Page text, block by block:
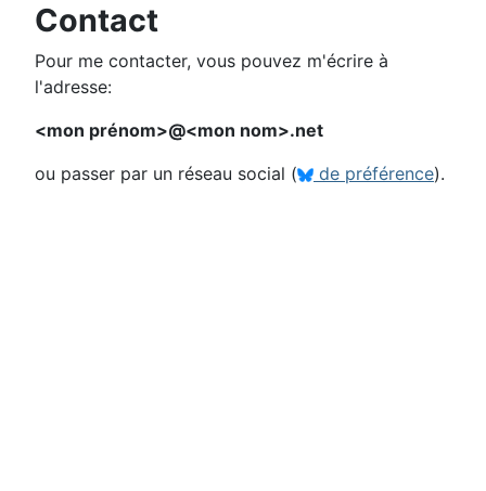
Contact
Pour me contacter, vous pouvez m'écrire à
l'adresse:
<mon prénom>@<mon nom>.net
ou passer par un réseau social (
de préférence).